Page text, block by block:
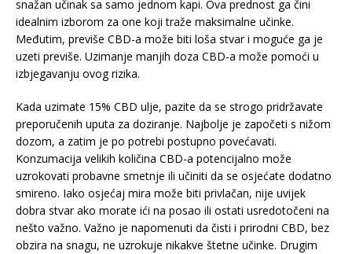
snažan učinak sa samo jednom kapi. Ova prednost ga čini
idealnim izborom za one koji traže maksimalne učinke.
Međutim, previše CBD-a može biti loša stvar i moguće ga je
uzeti previše. Uzimanje manjih doza CBD-a može pomoći u
izbjegavanju ovog rizika.
Kada uzimate 15% CBD ulje, pazite da se strogo pridržavate
preporučenih uputa za doziranje. Najbolje je započeti s nižom
dozom, a zatim je po potrebi postupno povećavati.
Konzumacija velikih količina CBD-a potencijalno može
uzrokovati probavne smetnje ili učiniti da se osjećate dodatno
smireno. Iako osjećaj mira može biti privlačan, nije uvijek
dobra stvar ako morate ići na posao ili ostati usredotočeni na
nešto važno. Važno je napomenuti da čisti i prirodni CBD, bez
obzira na snagu, ne uzrokuje nikakve štetne učinke. Drugim